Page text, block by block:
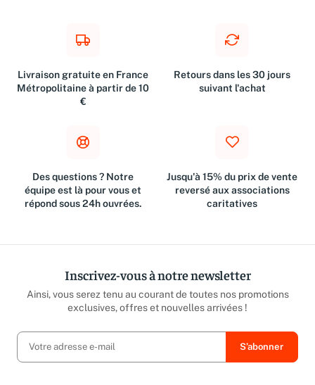
Livraison gratuite en France
Métropolitaine à partir de 10
€
Retours dans les 30 jours
suivant l'achat
Des questions ? Notre
équipe est là pour vous et
répond sous 24h ouvrées.
Jusqu'à 15% du prix de vente
reversé aux associations
caritatives
Inscrivez-vous à notre newsletter
Ainsi, vous serez tenu au courant de toutes nos promotions
exclusives, offres et nouvelles arrivées !